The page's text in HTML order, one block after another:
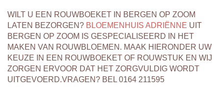
WILT U EEN ROUWBOEKET IN BERGEN OP ZOOM
LATEN BEZORGEN? BLOEMENHUIS ADRIËNNE UIT
BERGEN OP ZOOM IS GESPECIALISEERD IN HET
MAKEN VAN ROUWBLOEMEN. MAAK HIERONDER UW
KEUZE IN EEN ROUWBOEKET OF ROUWSTUK EN WIJ
ZORGEN ERVOOR DAT HET ZORGVULDIG WORDT
UITGEVOERD.VRAGEN? BEL 0164 211595